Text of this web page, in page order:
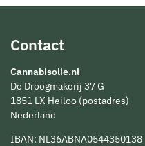
Contact
Cannabisolie.nl
De Droogmakerij 37 G
1851 LX Heiloo (postadres)
Nederland
IBAN: NL36ABNA0544350138